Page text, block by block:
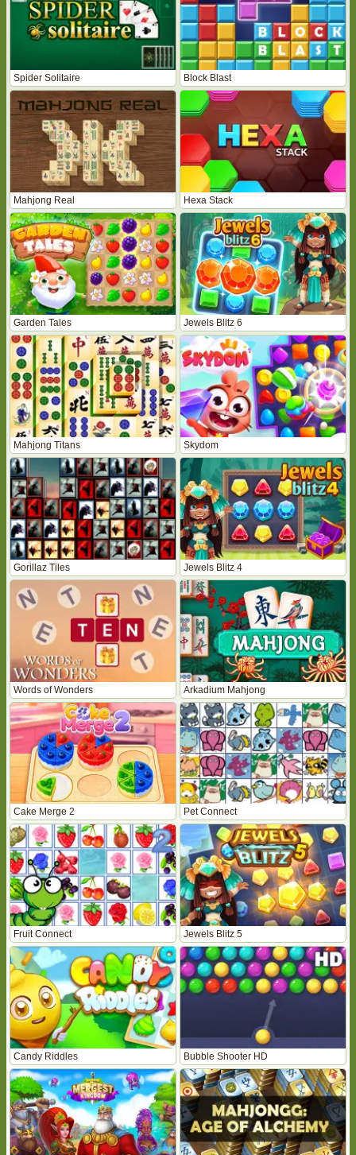
Spider Solitaire Block Blast
Mahjong Real Hexa Stack
Garden Tales Jewels Blitz 6
Mahjong Titans Skydom
Gorillaz Tiles Jewels Blitz 4
Words of Wonders Arkadium Mahjong
Cake Merge 2 Pet Connect
Fruit Connect Jewels Blitz 5
Candy Riddles Bubble Shooter HD